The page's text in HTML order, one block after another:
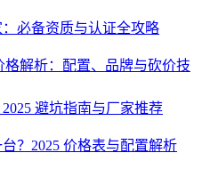
必备资质与认证全攻略
格解析：配置、品牌与砍价技
避坑指南与厂家推荐
？2025 价格表与配置解析